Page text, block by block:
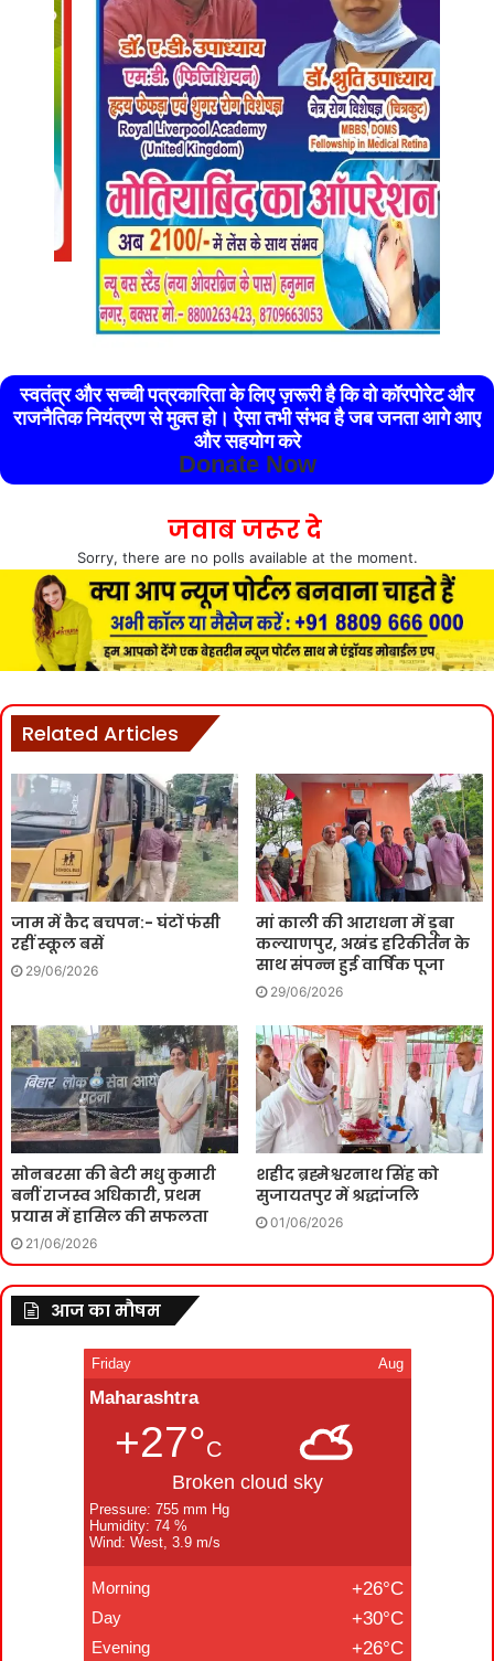
स्वतंत्र और सच्ची पत्रकारिता के लिए ज़रूरी है कि वो कॉरपोरेट और
राजनैतिक नियंत्रण से मुक्त हो। ऐसा तभी संभव है जब जनता आगे आए
और सहयोग करे
Donate Now
जवाब जरूर दे
Sorry, there are no polls available at the moment.
Related Articles
जाम में कैद बचपन:- घंटों फंसी
रहीं स्कूल बसें
29/06/2026
मां काली की आराधना में डूबा
कल्याणपुर, अखंड हरिकीर्तन के
साथ संपन्न हुई वार्षिक पूजा
29/06/2026
सोनबरसा की बेटी मधु कुमारी
बनीं राजस्व अधिकारी, प्रथम
प्रयास में हासिल की सफलता
21/06/2026
शहीद ब्रह्मेश्वरनाथ सिंह को
सुजायतपुर में श्रद्धांजलि
01/06/2026
आज का मौषम
Friday Aug
Maharashtra
+27°C
Broken cloud sky
Pressure: 755 mm Hg
Humidity: 74 %
Wind: West, 3.9 m/s
Morning +26°C
Day +30°C
Evening +26°C